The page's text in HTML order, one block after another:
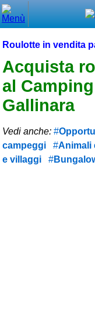
Roulotte in vendita
Acquista
al
Gallinara
Vedi anche:
campeggi
Animali
e villaggi
Menù principale
⌂ Home
🕐 Last Minute
🕐 First Minute
🔍 Cerca
Trova vicino a te